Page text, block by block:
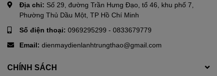
Địa chỉ: Số 29, đường Trần Hưng Đạo, tổ 46, khu phố 7,
Phường Thủ Dầu Một, TP Hồ Chí Minh
Số điện thoại: 0969295299 - 0833679779
Email: dienmaydienlanhtrungthao@gmail.com
CHÍNH SÁCH